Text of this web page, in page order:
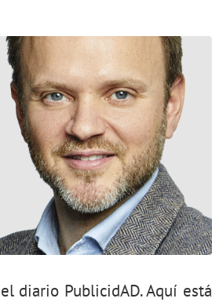
diario PublicidAD. Aquí está